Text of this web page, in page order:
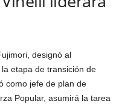
designó al
etapa de transición de
como jefe de plan de
Popular, asumirá la tarea